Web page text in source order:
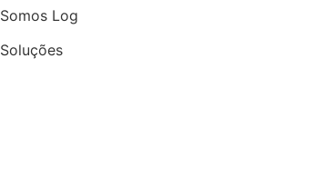
Somos Log
Soluções